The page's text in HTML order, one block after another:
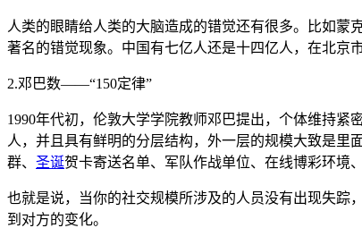
人类的眼睛给人类的大脑造成的错觉还有很多。比如蒙
著名的错觉现象。中国有七亿人还是十四亿人，在北京
2.邓巴数——“150定律”
1990年代初，伦敦大学学院教师邓巴提出，个体维持
人，并且具有鲜明的分层结构，外一层的规模大致是
群、 圣诞贺卡寄送名单、军队作战单位、在线博彩环境
也就是说，当你的社交规模所涉及的人员没有出现失踪
到对方的变化。